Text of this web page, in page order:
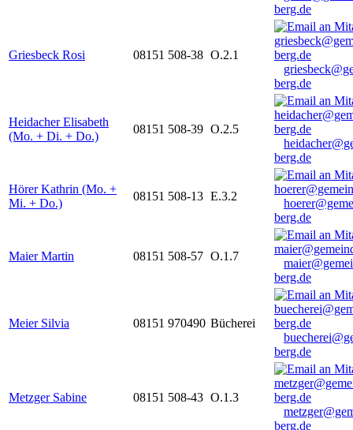
berg.de
Griesbeck Rosi 08151 508-38 O.2.1
berg.de
Heidacher Elisabeth
(Mo. + Di. + Do.)
08151 508-39 O.2.5
berg.de
Hörer Kathrin (Mo. +
Mi. + Do.)
08151 508-13 E.3.2
berg.de
Maier Martin 08151 508-57 O.1.7
berg.de
Meier Silvia 08151 970490 Bücherei
berg.de
Metzger Sabine 08151 508-43 O.1.3
berg.de